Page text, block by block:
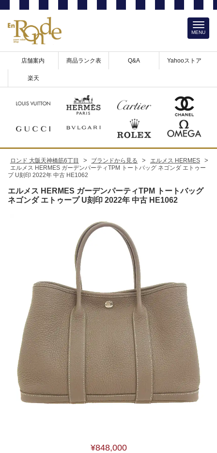
店舗案内 商品ランク表 Q&A Yahooストア
楽天
MENU
ロンド 大阪天神橋筋6丁目 > ブランドから見る > エルメス HERMES >
エルメス HERMES ガーデンパーティTPM トートバッグ ネゴンダ エトゥー
プ U刻印 2022年 中古 HE1062
エルメス HERMES ガーデンパーティTPM トートバッグ
ネゴンダ エトゥープ U刻印 2022年 中古 HE1062
¥848,000